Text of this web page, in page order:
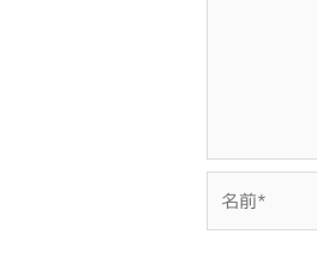
前